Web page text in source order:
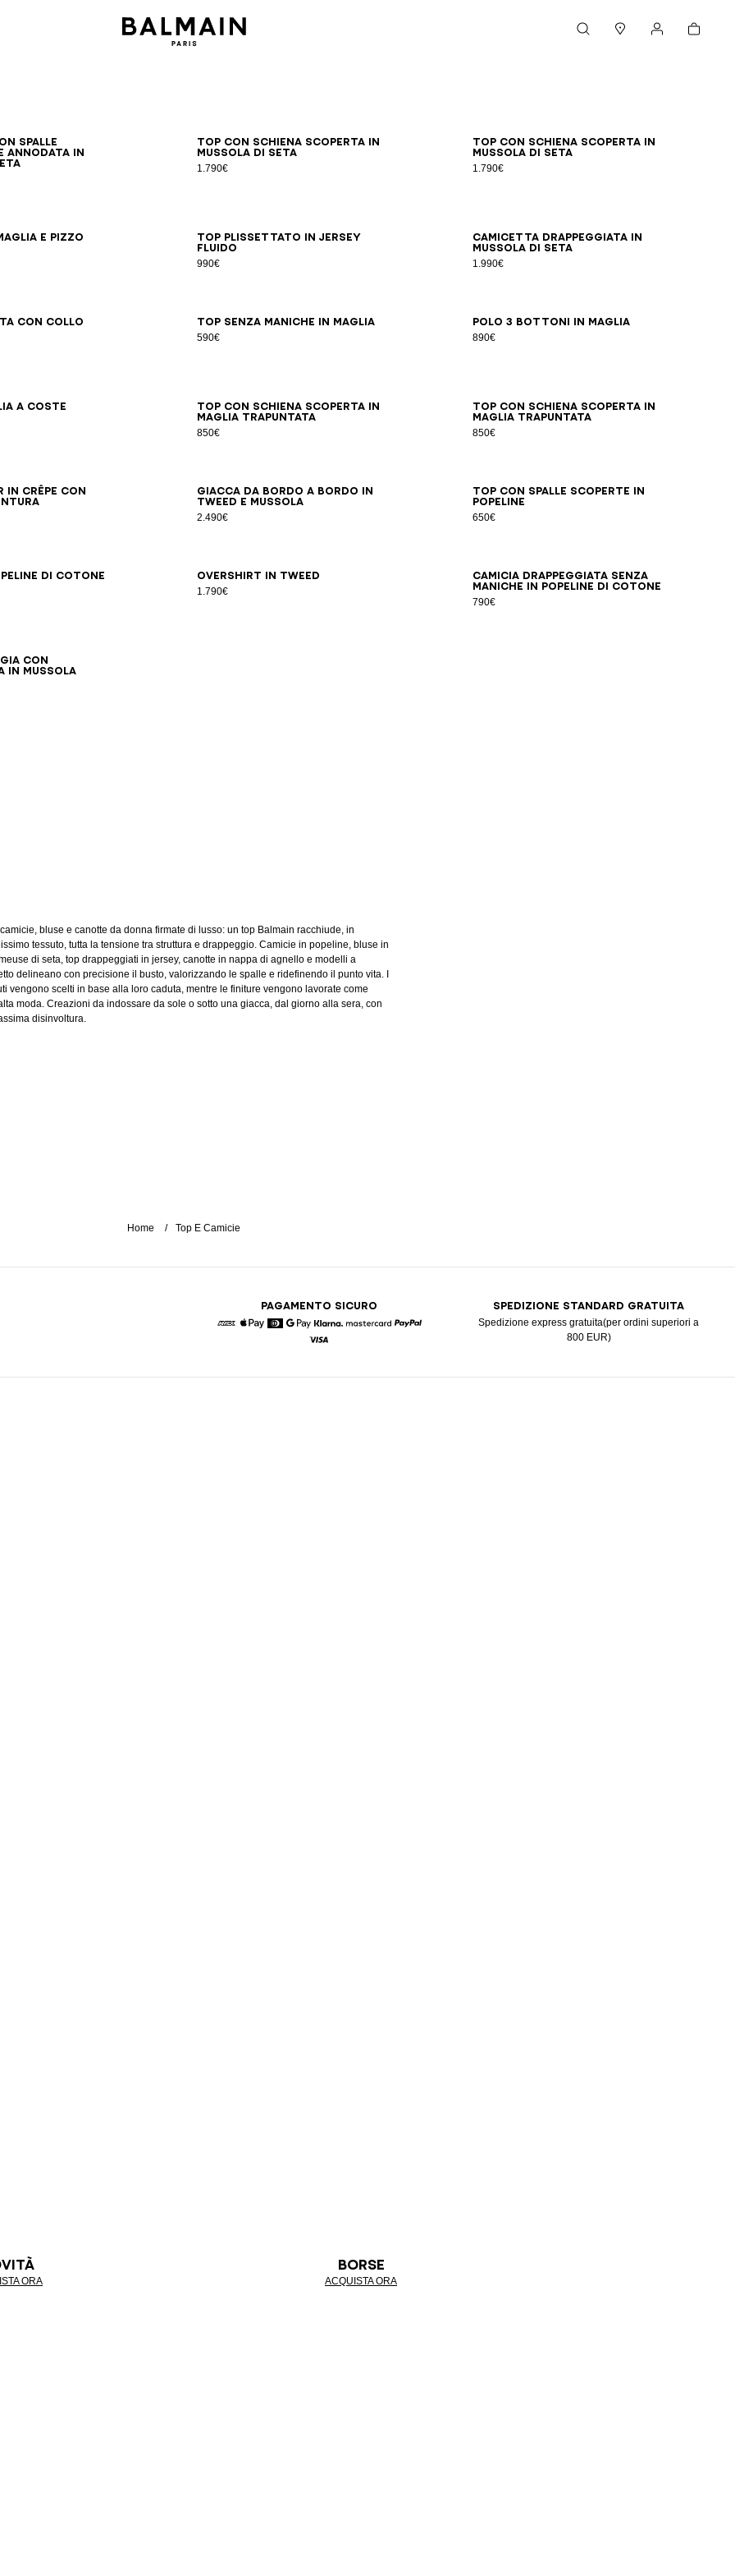
Carrello
spalle
in
3436 3840
Top con schiena scoperta in
mussola di seta
1.790€
3436384042
Top con schiena scoperta in
mussola di seta
1.790€
3436384042
e pizzo
363840
Top plissettato in jersey
fluido
990€
3436384042
Camicetta drappeggiata in
mussola di seta
1.990€
3436384042
con collo
3436 3840 4244 Top senza maniche in maglia
590€
343638 4042 Polo 3 bottoni in maglia
890€
34 363840 42
a coste
34363840
Top con schiena scoperta in
maglia trapuntata
850€
3436384042
Top con schiena scoperta in
maglia trapuntata
850€
3436384042
in crêpe con
343638404244
Giacca da bordo a bordo in
tweed e mussola
2.490€
34363840424446
Top con spalle scoperte in
popeline
650€
3436384042 4446
di cotone
343638 404244 Overshirt in tweed
1.790€
3436
Camicia drappeggiata senza
maniche in popeline di cotone
790€
343638 404244
con
in mussola
S/MLXL
bluse e canotte da donna firmate di lusso: un top Balmain racchiude, in
tessuto, tutta la tensione tra struttura e drappeggio. Camicie in popeline, bluse in
di seta, top drappeggiati in jersey, canotte in nappa di agnello e modelli a
delineano con precisione il busto, valorizzando le spalle e ridefinendo il punto vita. I
vengono scelti in base alla loro caduta, mentre le finiture vengono lavorate come
moda. Creazioni da indossare da sole o sotto una giacca, dal giorno alla sera, con
disinvoltura.
Home Top E Camicie
PAGAMENTO SICURO
Google Pay
Klarna
SPEDIZIONE STANDARD GRATUITA
Spedizione express gratuita(per ordini superiori a
800 EUR)
ORA
BORSE
ACQUISTA ORA